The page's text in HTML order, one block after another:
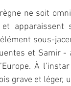
ne soit
apparaissent
sous-
et Samir -
À
grave et léger,